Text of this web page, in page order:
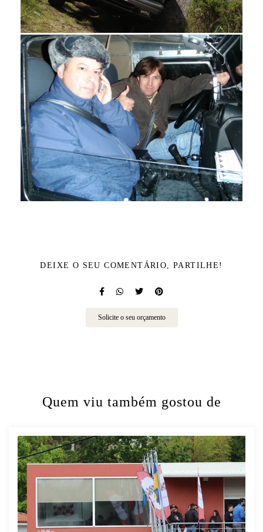
DEIXE O SEU COMENTÁRIO, PARTILHE!
Solicite o seu orçamento
Quem viu também gostou de